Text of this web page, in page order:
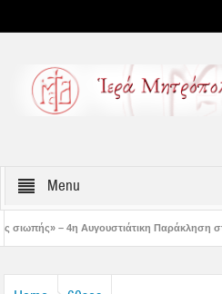
Menu
Παράκληση στην Μεταμόρφωση Βόλου